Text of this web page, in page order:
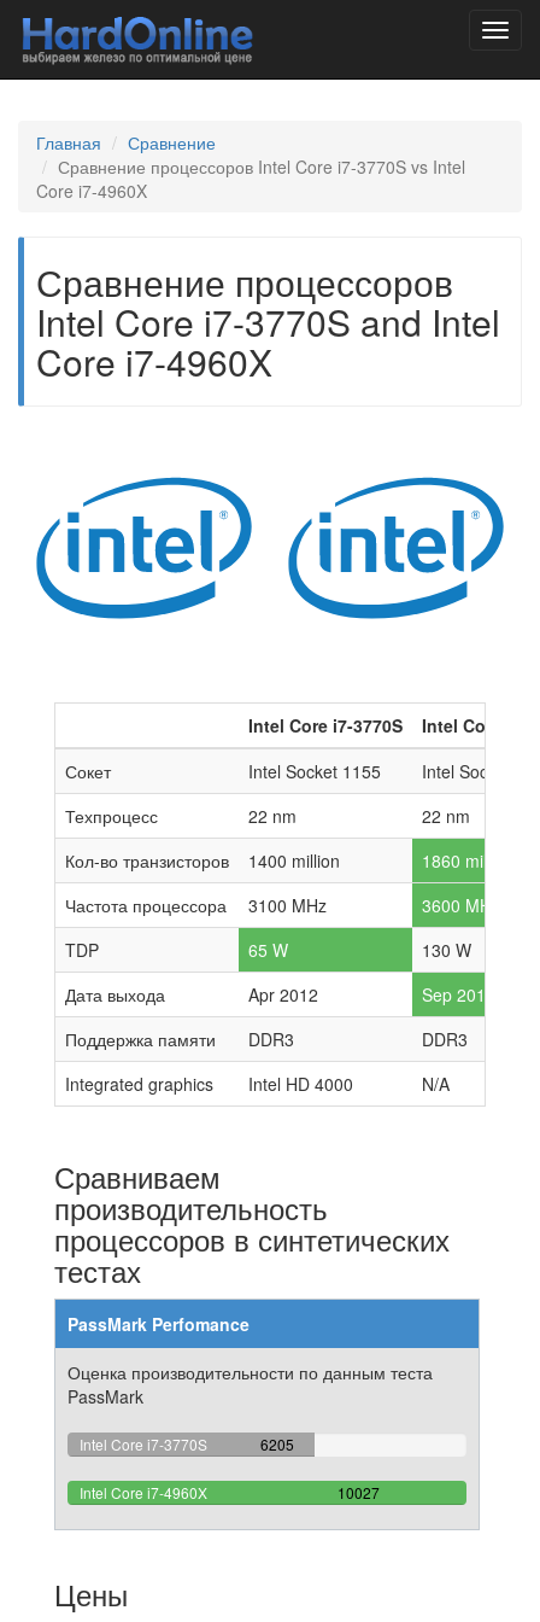
Главная
Сравнение
Сравнение процессоров Intel Core i7-3770S vs Intel
Core i7-4960X
Сравнение процессоров
Intel Core i7-3770S and Intel
Core i7-4960X
Intel Core i7-3770S
Intel Core i7-
Сокет
Intel Socket 1155
Intel Socket
Техпроцесс
22 nm
22 nm
Кол-во транзисторов
1400 million
1860 million
Частота процессора
3100 MHz
3600 MHz
TDP
65 W
130 W
Дата выхода
Apr 2012
Sep 2013
Поддержка памяти
DDR3
DDR3
Integrated graphics
Intel HD 4000 N/A
Сравниваем
производительность
процессоров в синтетических
тестах
PassMark Perfomance
Оценка производительности по данным теста
PassMark
Intel Core i7-3770S 6205
61.882916126459%
Intel Core i7-4960X
10027
100%
Цены